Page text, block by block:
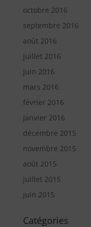
octobre 2016
septembre 2016
août 2016
juillet 2016
juin 2016
mars 2016
février 2016
janvier 2016
décembre 2015
novembre 2015
août 2015
juillet 2015
juin 2015
Catégories